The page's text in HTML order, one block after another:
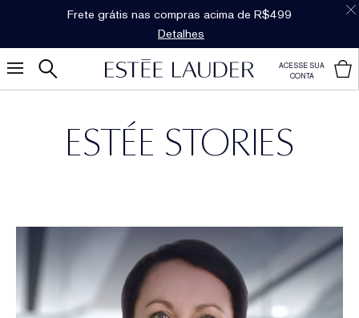
Dúvidas sobre produtos?Fale com um personal
shopper
ACESSE SUA
CONTA
ESTÉE STORIES